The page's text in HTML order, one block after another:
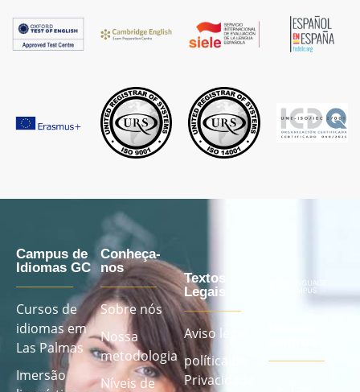
Campus de
Idiomas GC
Cursos de
idiomas em
Las Palmas
Imersão
Conheça-
nos
Sobre nós
Nossa
metodologia
Níveis de
Textos
Legais
Aviso legal
política de
Privacidade